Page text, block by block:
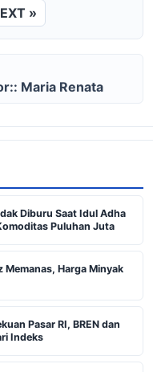
»
Maria Renata
Diburu Saat Idul Adha
Puluhan Juta
Memanas, Harga Minyak
Pasar RI, BREN dan
Indeks